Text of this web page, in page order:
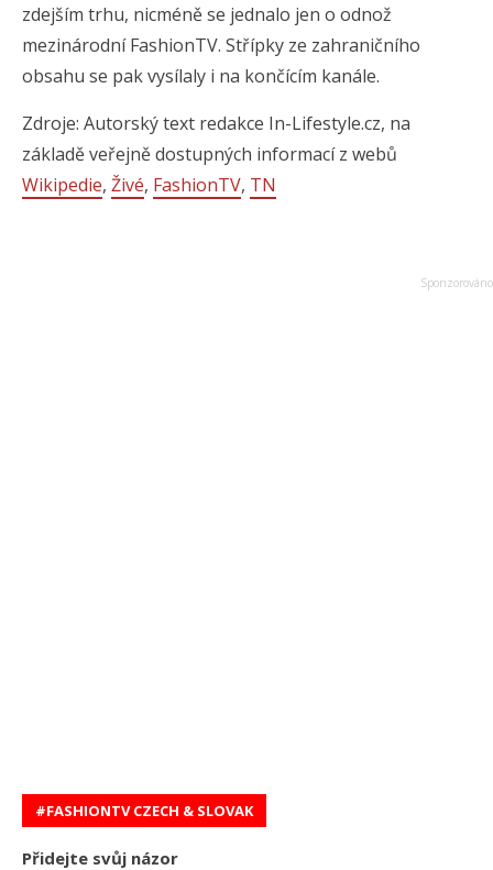
zdejším trhu, nicméně se jednalo jen o odnož
mezinárodní FashionTV. Střípky ze zahraničního
obsahu se pak vysílaly i na končícím kanále.
Zdroje: Autorský text redakce In-Lifestyle.cz, na
základě veřejně dostupných informací z webů
Wikipedie, Živé, FashionTV, TN
FASHIONTV CZECH & SLOVAK
Přidejte svůj názor